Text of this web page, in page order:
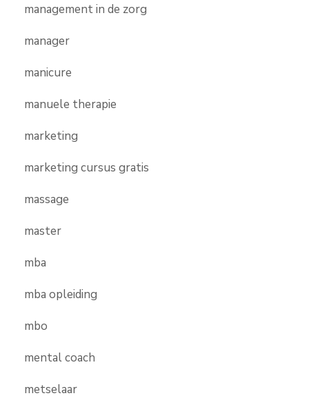
management in de zorg
manager
manicure
manuele therapie
marketing
marketing cursus gratis
massage
master
mba
mba opleiding
mbo
mental coach
metselaar